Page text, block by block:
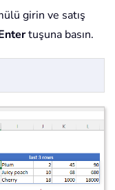
girin ve satış
tuşuna basın.